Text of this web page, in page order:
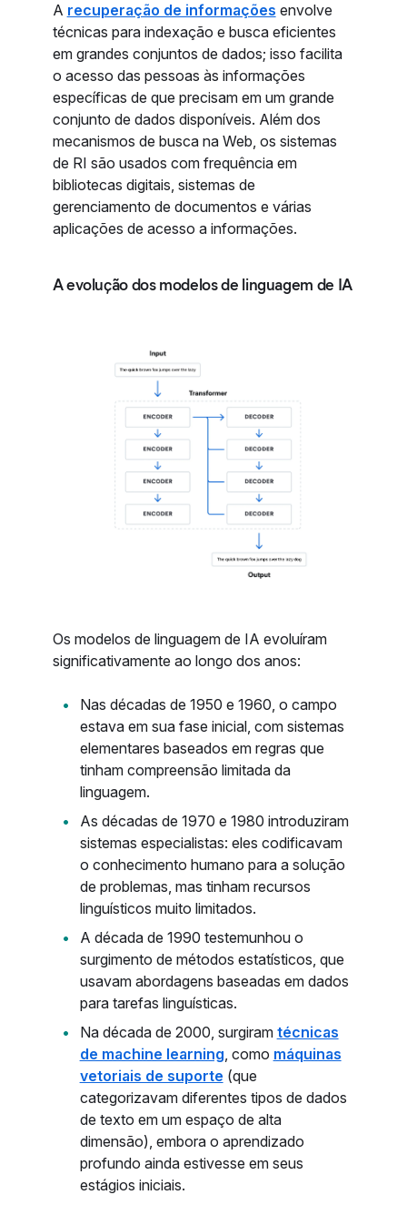
A recuperação de informações envolve
técnicas para indexação e busca eficientes
em grandes conjuntos de dados; isso facilita
o acesso das pessoas às informações
específicas de que precisam em um grande
conjunto de dados disponíveis. Além dos
mecanismos de busca na Web, os sistemas
de RI são usados com frequência em
bibliotecas digitais, sistemas de
gerenciamento de documentos e várias
aplicações de acesso a informações.
A evolução dos modelos de linguagem de IA
Os modelos de linguagem de IA evoluíram
significativamente ao longo dos anos:
Nas décadas de 1950 e 1960, o campo
estava em sua fase inicial, com sistemas
elementares baseados em regras que
tinham compreensão limitada da
linguagem.
As décadas de 1970 e 1980 introduziram
sistemas especialistas: eles codificavam
o conhecimento humano para a solução
de problemas, mas tinham recursos
linguísticos muito limitados.
A década de 1990 testemunhou o
surgimento de métodos estatísticos, que
usavam abordagens baseadas em dados
para tarefas linguísticas.
Na década de 2000, surgiram técnicas
de machine learning, como máquinas
vetoriais de suporte (que
categorizavam diferentes tipos de dados
de texto em um espaço de alta
dimensão), embora o aprendizado
profundo ainda estivesse em seus
estágios iniciais.